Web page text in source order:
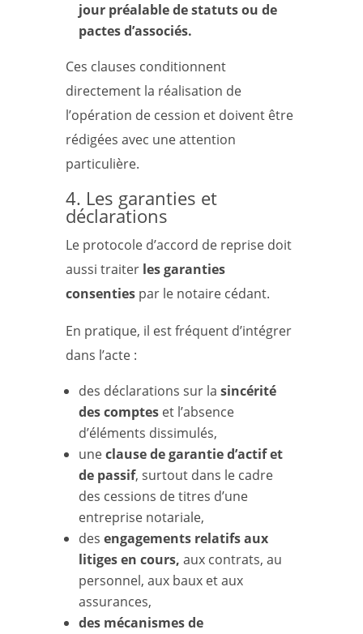
jour préalable de statuts ou de
pactes d’associés.
Ces clauses conditionnent
directement la réalisation de
l’opération de cession et doivent être
rédigées avec une attention
particulière.
4. Les garanties et
déclarations
Le protocole d’accord de reprise doit
aussi traiter les garanties
consentiespar le notaire cédant.
En pratique, il est fréquent d’intégrer
dans l’acte :
des déclarations sur la sincérité
des comptes et l’absence
d’éléments dissimulés,
uneclause de garantie d’actif et
de passif, surtout dans le cadre
des cessions de titres d’une
entreprise notariale,
des engagements relatifs aux
litiges en cours, aux contrats, au
personnel, aux baux et aux
assurances,
des mécanismes de